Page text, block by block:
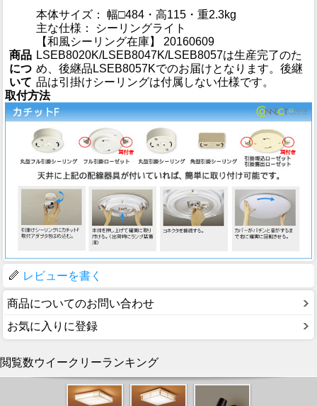
本体サイズ： 幅□484・高115・重2.3kg
主な仕様： シーリングライト
【和風シーリング在庫】 20160609
商品
につ
いて
LSEB8020K/LSEB8047K/LSEB8057は生産完了のた
め、後継品LSEB8057Kでのお届けとなります。後継
品は引掛けシーリングは付属しない仕様です。
取付方法
レビューを書く
商品についてのお問い合わせ
お気に入りに登録
閲覧数ウイークリーランキング